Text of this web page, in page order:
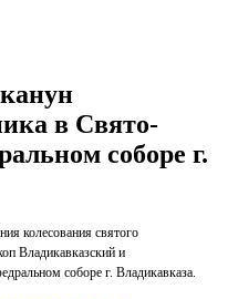
в Свято-
соборе г.
колесования святого
Владикавказский и
соборе г. Владикавказа.